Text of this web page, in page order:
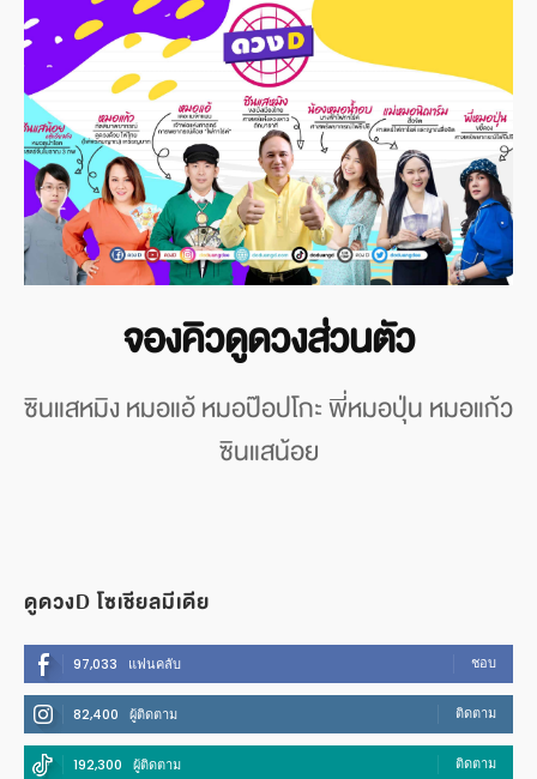
จองคิวดูดวงส่วนตัว
ซินแสหมิง หมอแอ้ หมอป๊อปโกะ พี่หมอปุ่น หมอแก้ว
ซินแสน้อย
ดูดวงD โซเชียลมีเดีย
97,033 แฟนคลับ ชอบ
82,400 ผู้ติดตาม ติดตาม
192,300 ผู้ติดตาม ติดตาม